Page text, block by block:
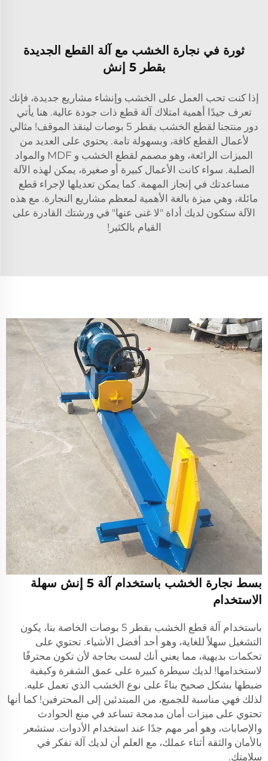
ثورة في نجارة الخشب مع آلة القطع الجديدة
بقطر 5 إنش
إذا كنت تحب العمل على الخشب وإنشاء مشاريع جديدة، فإنك
تعرف جيدًا أهمية امتلاك آلة قطع ذات جودة عالية. هنا يأتي
دور منتجنا لقطع الخشب بقطر 5 بوصات لينقذ الموقف! مثالي
لأعمال القطع كافة، وبسهولة تامة. يحتوي على العديد من
الميزات الرائعة، وهو مصمم لقطع الخشب و MDF والمواد
الصلبة. سواء كانت الأعمال كبيرة أو صغيرة، يمكن لهذه الآلة
مساعدتك في إنجاز المهمة. كما يمكن تعديلها لإجراء قطع
مائلة، وهي ميزة بالغة الأهمية لمعظم مشاريع النجارة. مع هذه
الآلة ستكون لديك أداة "لا غنى عنها" في ورشتك القادرة على
القيام بالكثير!
بسط نجارة الخشب باستخدام آلة 5 إنش سهلة
الاستخدام
باستخدام آلة قطع الخشب بقطر 5 بوصات الخاصة بنا، يكون
التشغيل سهلاً للغاية، وهو أحد أفضل الأشياء. تحتوي على
تحكمات بديهية، مما يعني أنك لست بحاجة لأن تكون محترفًا
لاستخدامها! لديك سيطرة كبيرة على عمق الشفرة وكيفية
ضبطها بشكل صحيح بناءً على نوع الخشب الذي تعمل عليه.
لذلك فهي مناسبة للجميع، من المبتدئين إلى المحترفين! كما أنها
تحتوي على ميزات أمان مدمجة تساعد في منع الحوادث
والإصابات، وهو أمر مهم جدًا عند استخدام الأدوات. ستشعر
بالأمان والثقة أثناء عملك، مع العلم أن لديك آلة تفكر في
سلامتك.